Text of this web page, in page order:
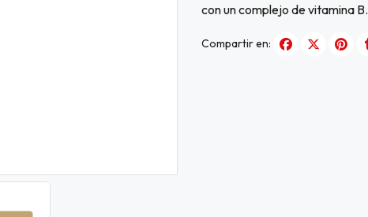
con un complejo de vitamina B.
Compartir en: